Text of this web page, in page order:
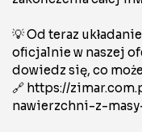
💡 Od teraz
oficjalnie w naszej
dowiedz się, co
🔗 https://
nawierzchni-z-